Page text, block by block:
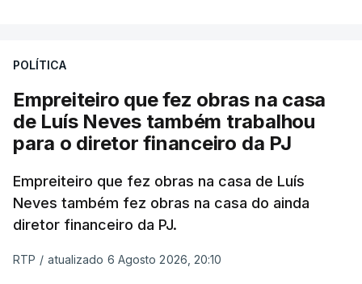
POLÍTICA
Empreiteiro que fez obras na casa
de Luís Neves também trabalhou
para o diretor financeiro da PJ
Empreiteiro que fez obras na casa de Luís
Neves também fez obras na casa do ainda
diretor financeiro da PJ.
RTP / atualizado 6 Agosto 2026, 20:10